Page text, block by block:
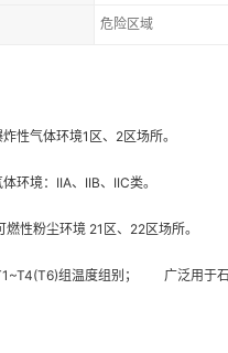
危险区域
气体环境1区、2区场所。
境：IIA、IIB、IIC类。
性粉尘环境 21区、22区场所。
组温度组别； 广泛用于石油